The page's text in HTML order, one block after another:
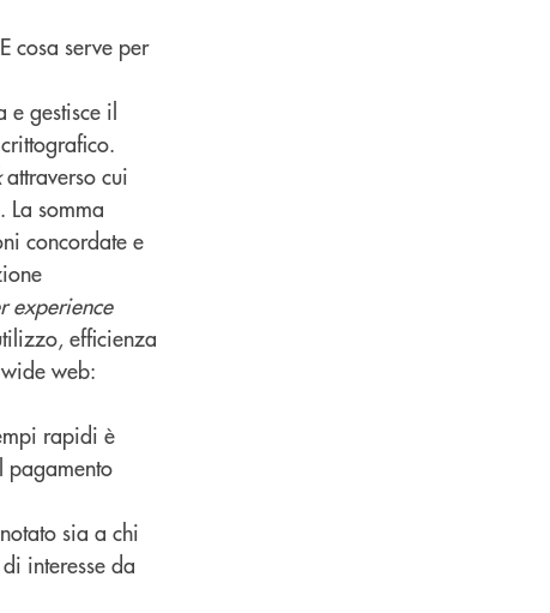
E cosa serve per
e gestisce il
attraverso cui
somma
concordate e
experience
efficienza
web:
rapidi è
pagamento
sia a chi
interesse da